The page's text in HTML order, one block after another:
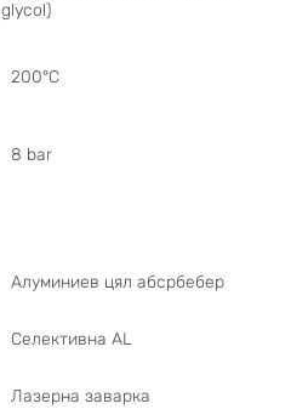
glycol)
200°C
8 bar
Алуминиев цял абсрбебер
Селективна AL
Лазерна заварка